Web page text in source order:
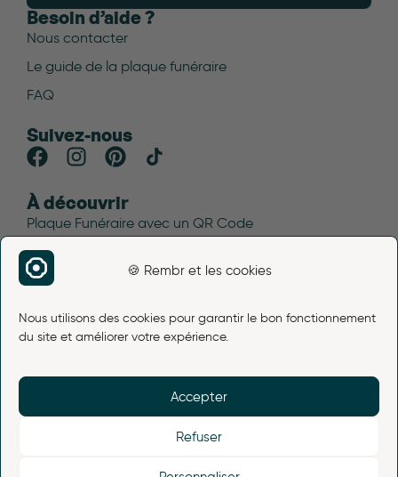
🍪 Rembr et les cookies
Nous utilisons des cookies pour garantir le bon fonctionnement
du site et améliorer votre expérience.
Accepter
Refuser
Besoin d’aide ?
Nous contacter
Le guide de la plaque funéraire
FAQ
Suivez-nous
À découvrir
Plaque Funéraire avec un QR Code
Blog funéraire
Plan du site
Liens légaux
Conditions d’utilisation
Politique de cookies (UE)
Conditions générales de vente